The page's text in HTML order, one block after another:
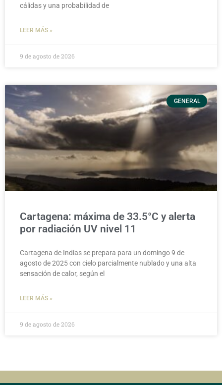
cálidas y una probabilidad de
LEER MÁS »
9 de agosto de 2026
GENERAL
Cartagena: máxima de 33.5°C y alerta
por radiación UV nivel 11
Cartagena de Indias se prepara para un domingo 9 de
agosto de 2025 con cielo parcialmente nublado y una alta
sensación de calor, según el
LEER MÁS »
9 de agosto de 2026